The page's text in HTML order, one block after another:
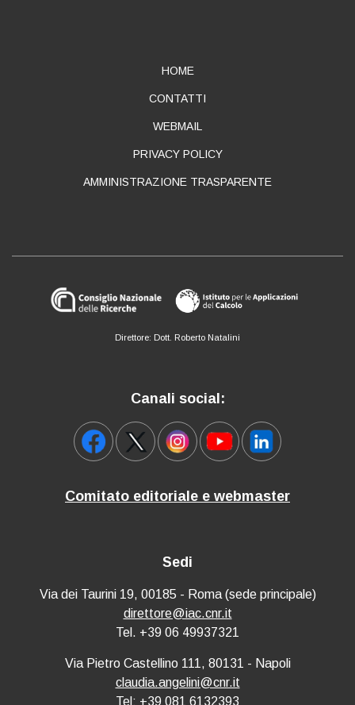
HOME
CONTATTI
WEBMAIL
PRIVACY POLICY
AMMINISTRAZIONE TRASPARENTE
Direttore: Dott. Roberto Natalini
Canali social:
Comitato editoriale e webmaster
Sedi
Via dei Taurini 19, 00185 - Roma (sede principale)
direttore@iac.cnr.it
Tel. +39 06 49937321
Via Pietro Castellino 111, 80131 - Napoli
claudia.angelini@cnr.it
Tel: +39 081 6132393